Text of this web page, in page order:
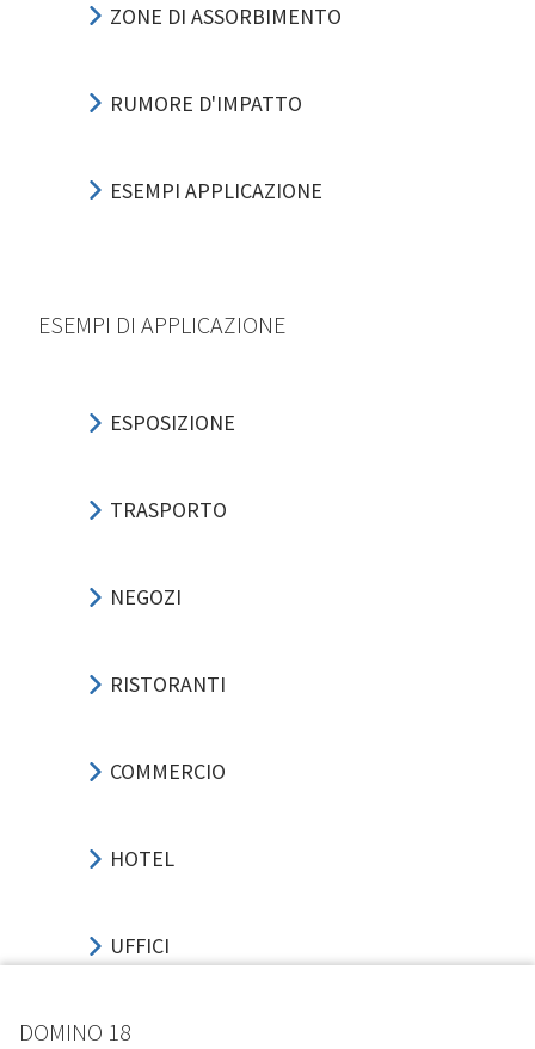
DOMINO 18
ZONE DI ASSORBIMENTO
RUMORE D'IMPATTO
ESEMPI APPLICAZIONE
ESEMPI DI APPLICAZIONE
ESPOSIZIONE
TRASPORTO
NEGOZI
RISTORANTI
COMMERCIO
HOTEL
UFFICI
SPORT-EVENTI